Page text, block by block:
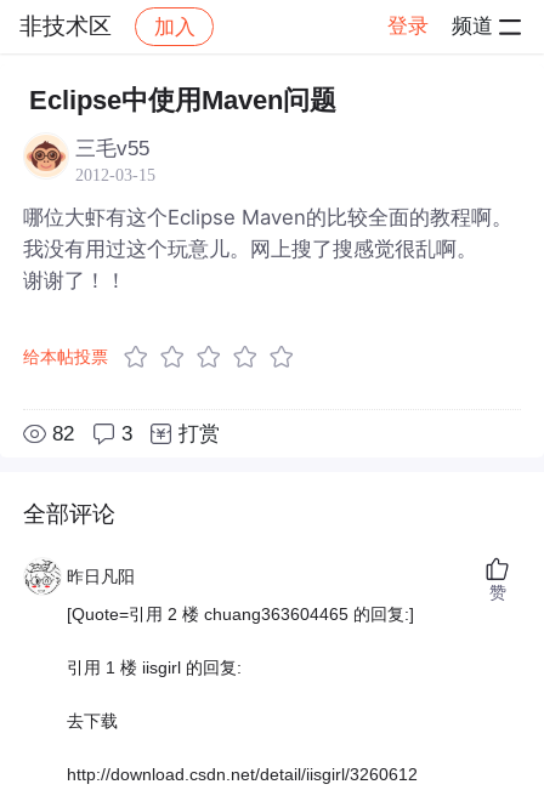
非技术区 加入 登录 频道
社区 非技术区 帖子详情
Eclipse中使用Maven问题
三毛v55
2012-03-15
哪位大虾有这个Eclipse Maven的比较全面的教程啊。
我没有用过这个玩意儿。网上搜了搜感觉很乱啊。
谢谢了！！
给本帖投票
82 3 打赏
全部评论
昨日凡阳
[Quote=引用 2 楼 chuang363604465 的回复:]
引用 1 楼 iisgirl 的回复:
去下载
http://download.csdn.net/detail/iisgirl/3260612
赞